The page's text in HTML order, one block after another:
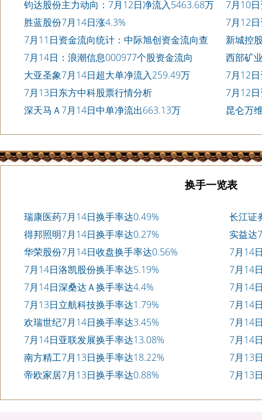
钧达股份主力动向：7月12日净流入5463.68万
7月10
表
胜蓝股份7月14日涨4.3%
7月12
7月11日资金流向统计：中际旭创资金流向查
询
新城控
元
7月14日：浪潮信息000977个股资金流向
西部矿
大亚圣象7月14日超大单净流入259.49万
7月12
7月13日东方中科股票行情分析
7月12
深天马Ａ7月14日中单净流出663.13万 昆仑万
换手一览表
瑞康医药7月14日换手率达0.49%
长江证
得邦照明7月14日换手率达0.27%
实益达
华荣股份7月14日收盘换手率达0.56%
7月14
7月14日洛凯股份换手率达5.19%
7月14
7月14日深桑达Ａ换手率达4.4%
7月14
7月13日立航科技换手率达1.79%
7月14
欢瑞世纪7月14日换手率达3.45%
7月14
7月14日亚联发展换手率达13.08%
7月14
南方精工7月13日换手率达18.22%
7月13
帝欧家居7月13日换手率达0.88%
7月13